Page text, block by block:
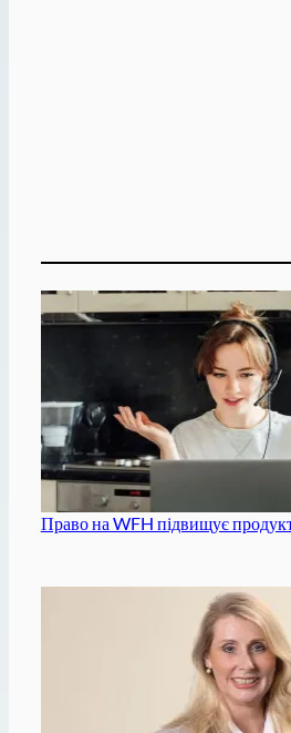
Право на WFH підвищує